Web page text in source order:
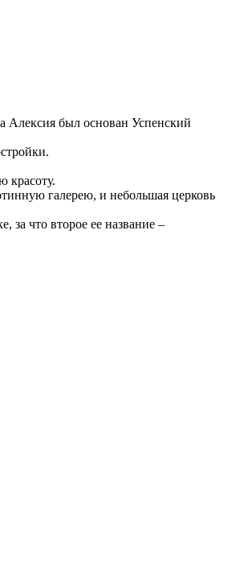
Алексия был основан Успенский
красоту.
галерею, и небольшая церковь
за что второе ее название –